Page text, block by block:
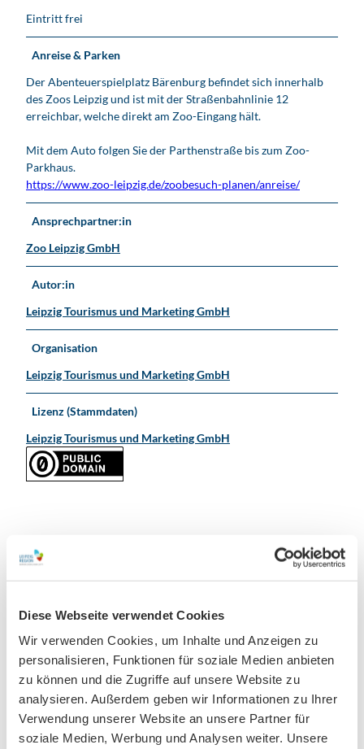
Diese Webseite verwendet Cookies
Wir verwenden Cookies, um Inhalte und Anzeigen zu
personalisieren, Funktionen für soziale Medien anbieten
zu können und die Zugriffe auf unsere Website zu
analysieren. Außerdem geben wir Informationen zu Ihrer
Verwendung unserer Website an unsere Partner für
soziale Medien, Werbung und Analysen weiter. Unsere
Eintritt frei
Anreise & Parken
Der Abenteuerspielplatz Bärenburg befindet sich innerhalb
des Zoos Leipzig und ist mit der Straßenbahnlinie 12
erreichbar, welche direkt am Zoo-Eingang hält.
Mit dem Auto folgen Sie der Parthenstraße bis zum Zoo-
Parkhaus.
https://www.zoo-leipzig.de/zoobesuch-planen/anreise/
Ansprechpartner:in
Zoo Leipzig GmbH
Autor:in
Leipzig Tourismus und Marketing GmbH
Organisation
Leipzig Tourismus und Marketing GmbH
Lizenz (Stammdaten)
Leipzig Tourismus und Marketing GmbH
Sehenswertes